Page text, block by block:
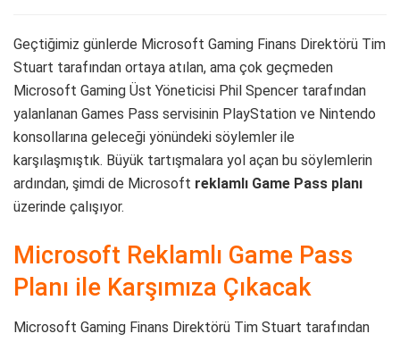
Geçtiğimiz günlerde Microsoft Gaming Finans Direktörü Tim
Stuart tarafından ortaya atılan, ama çok geçmeden
Microsoft Gaming Üst Yöneticisi Phil Spencer tarafından
yalanlanan Games Pass servisinin PlayStation ve Nintendo
konsollarına geleceği yönündeki söylemler ile
karşılaşmıştık. Büyük tartışmalara yol açan bu söylemlerin
ardından, şimdi de Microsoft reklamlı Game Pass planı
üzerinde çalışıyor.
Microsoft Reklamlı Game Pass
Planı ile Karşımıza Çıkacak
Microsoft Gaming Finans Direktörü Tim Stuart tarafından